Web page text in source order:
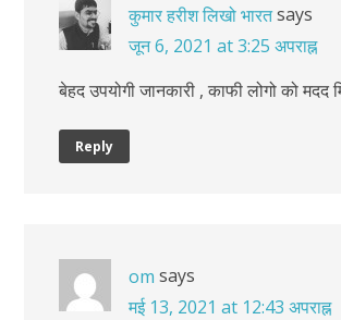
कुमार हरीश लिखो भारतsays
जून 6, 2021 at 3:25 अपराह्न
बेहद उपयोगी जानकारी , काफी लोगो को मदद
Reply
om says
मई 13, 2021 at 12:43 अपराह्न